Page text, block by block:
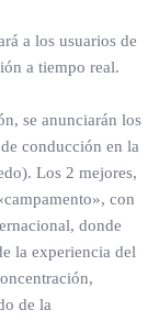
a los usuarios de
a tiempo real.
se anunciarán los
conducción en la
Los 2 mejores,
con
donde
la experiencia del
de la